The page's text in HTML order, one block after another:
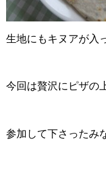
生地にもキヌアが入
今回は贅沢にピザの
参加して下さったみ